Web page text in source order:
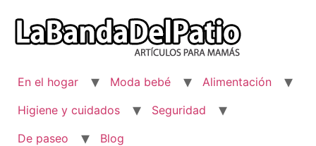
contenido
En el hogar Moda bebé
Alimentación
Higiene y cuidados
Seguridad
De paseo
Blog